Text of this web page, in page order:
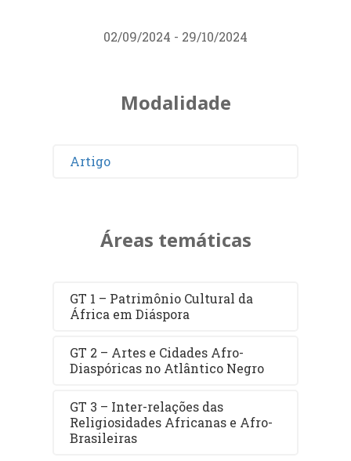
02/09/2024 - 29/10/2024
Modalidade
Artigo
Áreas temáticas
GT 1 – Patrimônio Cultural da
África em Diáspora
GT 2 – Artes e Cidades Afro-
Diaspóricas no Atlântico Negro
GT 3 – Inter-relações das
Religiosidades Africanas e Afro-
Brasileiras